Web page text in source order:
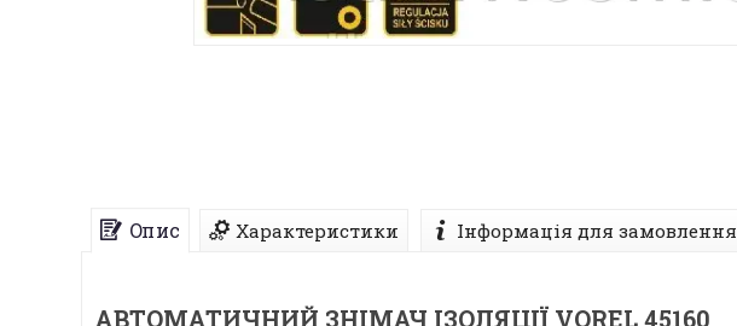
Опис Характеристики Інформація для замовлення
АВТОМАТИЧНИЙ ЗНІМАЧ ІЗОЛЯЦІЇ VOREL 45160